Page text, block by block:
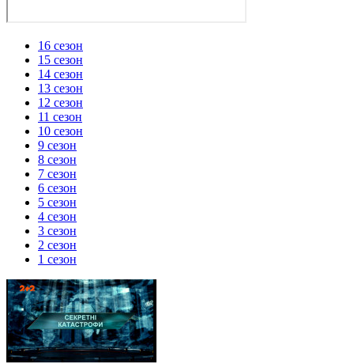
16 сезон
15 сезон
14 сезон
13 сезон
12 сезон
11 сезон
10 сезон
9 сезон
8 сезон
7 сезон
6 сезон
5 сезон
4 сезон
3 сезон
2 сезон
1 сезон